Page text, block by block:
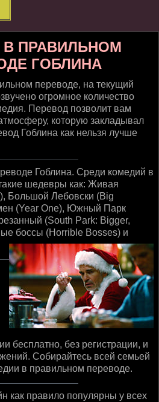
ПРАВИЛЬНОМ
ГОБЛИНА
переводе, на текущий
огромное количество
Перевод позволит вам
которую закладывал
Гоблина как нельзя лучше
Гоблина. Среди комедий в
шедевры как: Живая
Большой Лебовски (Big
(Year One), Южный Парк
(South Park: Bigger,
боссы (Horrible Bosses) и
бесплатно, без регистрации, и
Собирайтесь всей семьей
в правильном переводе.
как правило популярны у всех